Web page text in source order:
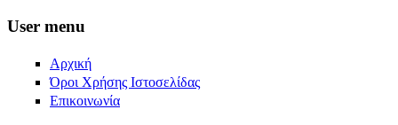
Skip to main content
User menu
Αρχική
Όροι Χρήσης Ιστοσελίδας
Επικοινωνία